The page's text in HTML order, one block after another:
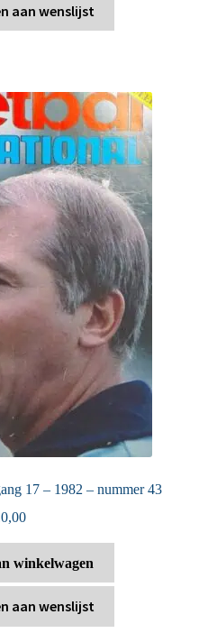
aan wenslijst
17 – 1982 – nummer 43
winkelwagen
aan wenslijst